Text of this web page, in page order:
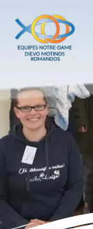
Dievo
Atsakingųjų